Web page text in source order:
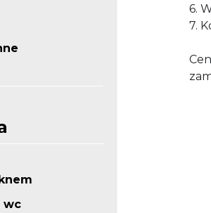
wc
6.
7.